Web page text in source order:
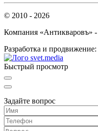
© 2010 - 2026
Компания «Антикваровъ»
Разработка и продвижение:
Быстрый просмотр
Задайте вопрос